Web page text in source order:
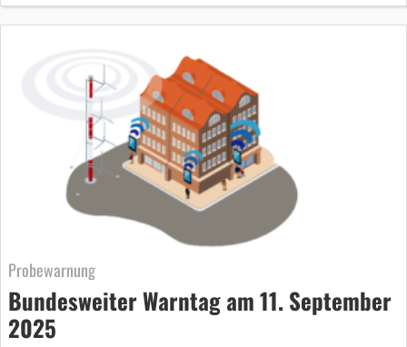
Probewarnung
Bundesweiter Warntag am 11. September
2025